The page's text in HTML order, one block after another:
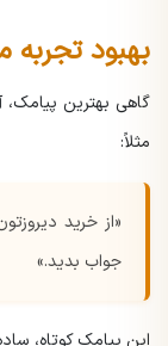
بهبود تجربه
گاهی بهترین
مثلاً:
جواب بدید.»
این پیامک کوتاه،